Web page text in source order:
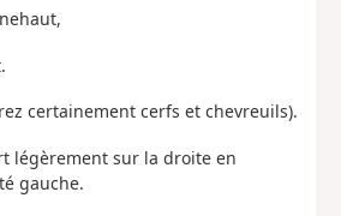
certainement cerfs et chevreuils).
légèrement sur la droite en
gauche.